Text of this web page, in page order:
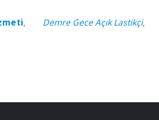
, Demre Gece Açık Lastikçi,